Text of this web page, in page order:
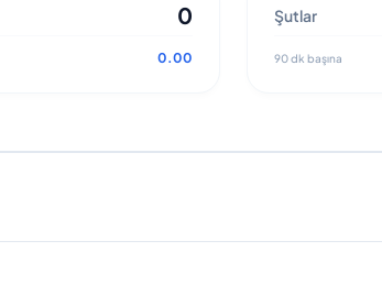
0
0.00
Şutlar
90 dk başına